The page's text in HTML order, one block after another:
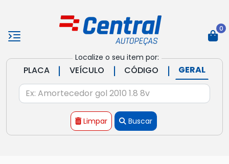
Localize o seu item por:
PLACA | VEÍCULO | CÓDIGO | GERAL
Limpar Buscar
0